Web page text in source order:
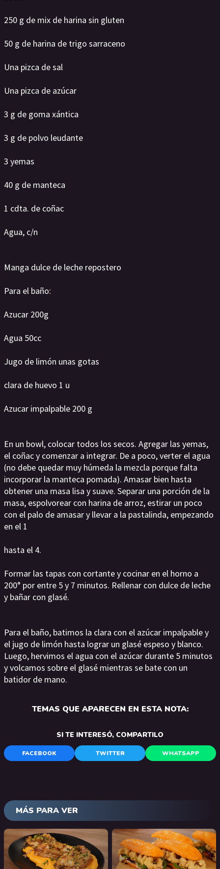
250 g de mix de harina sin gluten
50 g de harina de trigo sarraceno
Una pizca de sal
Una pizca de azúcar
3 g de goma xántica
3 g de polvo leudante
3 yemas
40 g de manteca
1 cdta. de coñac
Agua, c/n
Manga dulce de leche repostero
Para el baño:
Azucar 200g
Agua 50cc
Jugo de limón unas gotas
clara de huevo 1 u
Azucar impalpable 200 g
En un bowl, colocar todos los secos. Agregar las yemas,
el coñac y comenzar a integrar. De a poco, verter el agua
(no debe quedar muy húmeda la mezcla porque falta
incorporar la manteca pomada). Amasar bien hasta
obtener una masa lisa y suave. Separar una porción de la
masa, espolvorear con harina de arroz, estirar un poco
con el palo de amasar y llevar a la pastalinda, empezando
en el 1
hasta el 4.
Formar las tapas con cortante y cocinar en el horno a
200° por entre 5 y 7 minutos. Rellenar con dulce de leche
y bañar con glasé.
Para el baño, batimos la clara con el azúcar impalpable y
el jugo de limón hasta lograr un glasé espeso y blanco.
Luego, hervimos el agua con el azúcar durante 5 minutos
y volcamos sobre el glasé mientras se bate con un
batidor de mano.
TEMAS QUE APARECEN EN ESTA NOTA:
SI TE INTERESÓ, COMPARTILO
FACEBOOK TWITTER WHATSAPP
MÁS PARA VER